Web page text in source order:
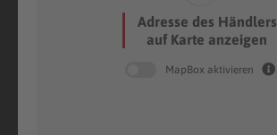
Adresse des Händlers
auf Karte anzeigen
MapBox aktivieren